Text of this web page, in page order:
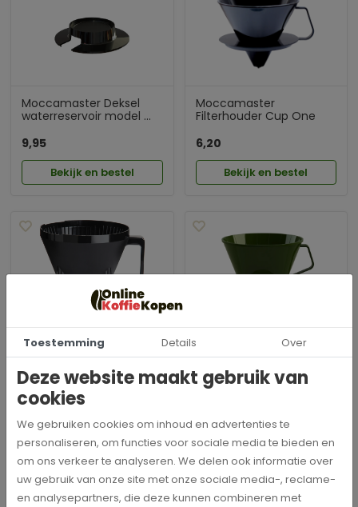
Moccamaster Deksel
waterreservoir model ...
9,95
Bekijk en bestel
Moccamaster
Filterhouder Cup One
6,20
Bekijk en bestel
Moccamaster
Filterhouder met
15,50
Bekijk en bestel
Moccamaster
Filterhouder model 68
9,95
Toestemming Details Over
Deze website maakt gebruik van
cookies
We gebruiken cookies om inhoud en advertenties te
personaliseren, om functies voor sociale media te bieden en
om ons verkeer te analyseren. We delen ook informatie over
uw gebruik van onze site met onze sociale media-, reclame-
en analysepartners, die deze kunnen combineren met